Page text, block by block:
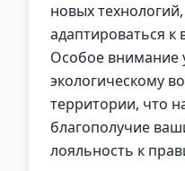
новых
адаптироваться к
Особое внимание
экологическому
территории, что
благополучие
лояльность к